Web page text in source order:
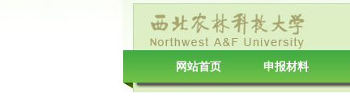
网站首页 申报材料